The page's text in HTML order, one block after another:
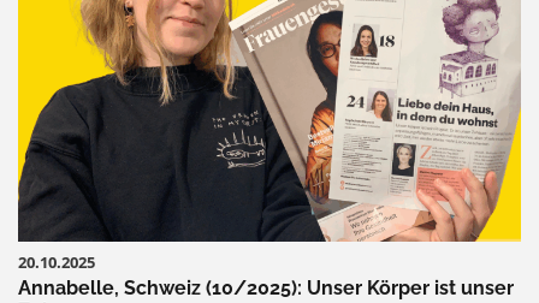
20.10.2025
Annabelle, Schweiz (10/2025): Unser Körper ist unser